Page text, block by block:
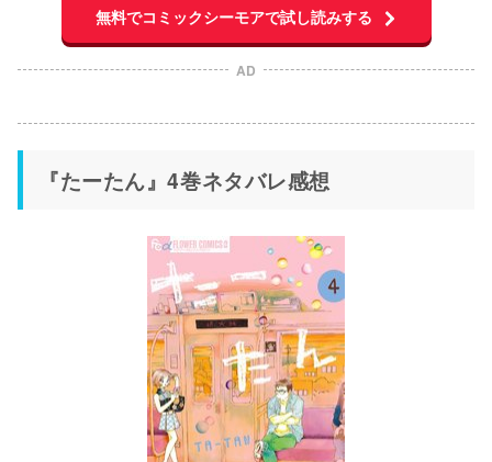
無料でコミックシーモアで試し読みする
AD
『たーたん』4巻ネタバレ感想